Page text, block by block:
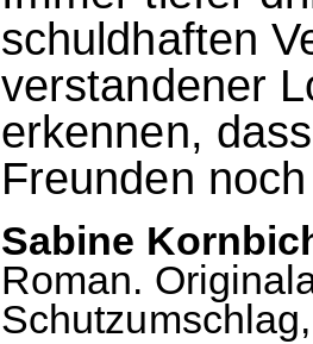
schuldhaften
verstandener
erkennen,
Freunden
Sabine
Roman.